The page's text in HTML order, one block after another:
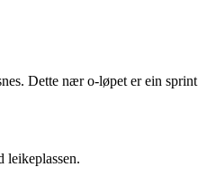
Dette nær o-løpet er ein sprint
leikeplassen.